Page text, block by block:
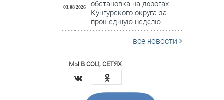
03.08.2026
обстановка на дорогах
Кунгурского округа за
прошедшую неделю
все новости
МЫ В СОЦ. СЕТЯХ